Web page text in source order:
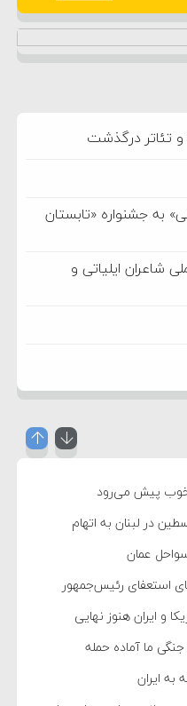
و تئاتر درگذشت
به جشنواره «تابستان
شاعران ایلیاتی و
خوب پیش می‌رود
در لبنان به اتهام
عمان
استعفای رئیس‌جمهور
و ایران هنوز نهایی
ما آماده حمله
به ایران